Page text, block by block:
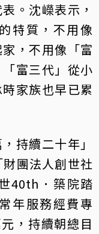
。沈嶸表示，
特質，不用像
家，不用像「富
富三代」從小
家族也早已累
持續二十年」
團法人創世社
40th．築院踏
年服務經費專
，持續朝總目